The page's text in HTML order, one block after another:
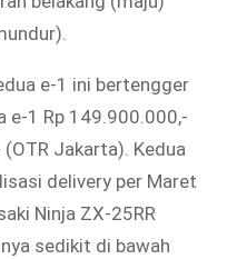
e-1 ini bertengger
e-1 Rp 149.900.000,-
Jakarta). Kedua
delivery per Maret
Ninja ZX-25RR
sedikit di bawah